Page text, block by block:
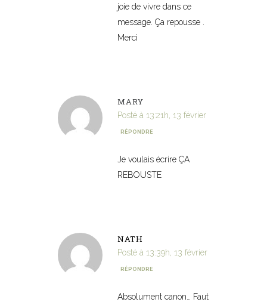
joie de vivre dans ce
message. Ça repousse .
Merci
MARY
Posté à 13:21h, 13 février
RÉPONDRE
Je voulais écrire ÇA
REBOUSTE
NATH
Posté à 13:39h, 13 février
RÉPONDRE
Absolument canon… Faut